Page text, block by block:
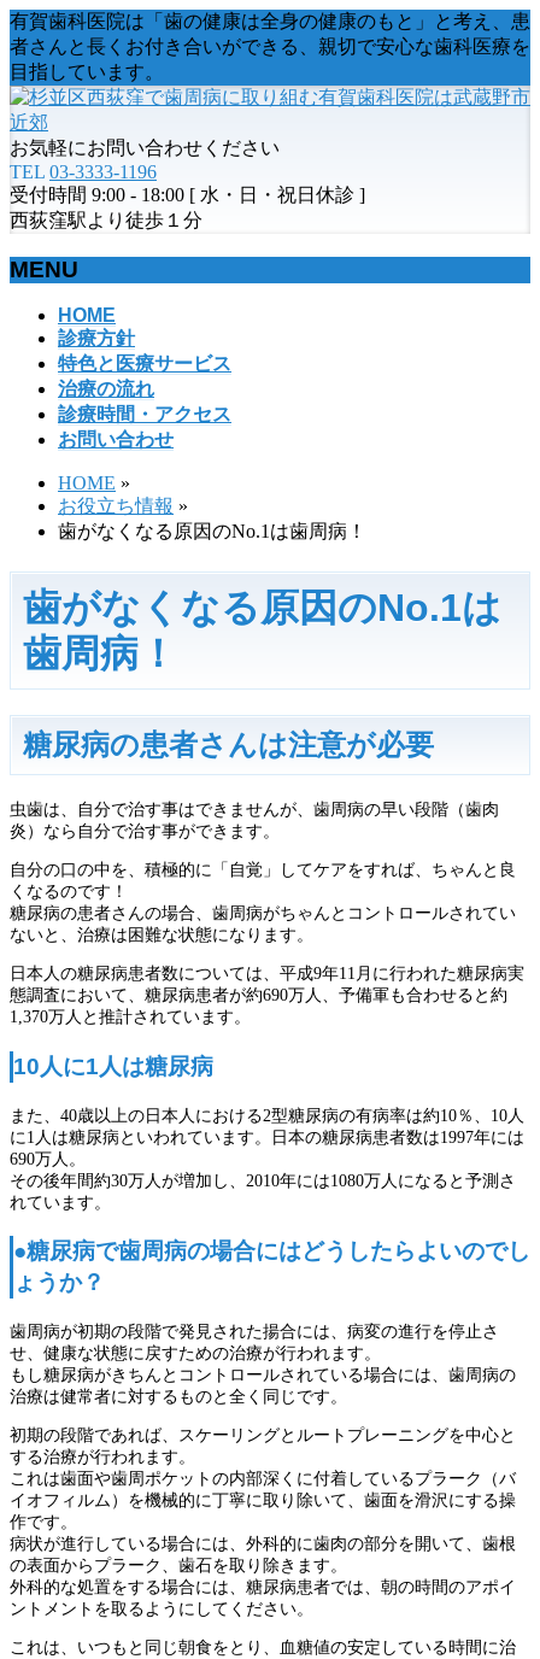
有賀歯科医院は「歯の健康は全身の健康のもと」と考え、患
者さんと長くお付き合いができる、親切で安心な歯科医療を
目指しています。
お気軽にお問い合わせください
TEL 03-3333-1196
受付時間 9:00 - 18:00 [ 水・日・祝日休診 ]
西荻窪駅より徒歩１分
MENU
HOME
診療方針
特色と医療サービス
治療の流れ
診療時間・アクセス
お問い合わせ
HOME »
お役立ち情報 »
歯がなくなる原因のNo.1は歯周病！
歯がなくなる原因のNo.1は
歯周病！
糖尿病の患者さんは注意が必要
虫歯は、自分で治す事はできませんが、歯周病の早い段階（歯肉
炎）なら自分で治す事ができます。
自分の口の中を、積極的に「自覚」してケアをすれば、ちゃんと良
くなるのです！
糖尿病の患者さんの場合、歯周病がちゃんとコントロールされてい
ないと、治療は困難な状態になります。
日本人の糖尿病患者数については、平成9年11月に行われた糖尿病実
態調査において、糖尿病患者が約690万人、予備軍も合わせると約
1,370万人と推計されています。
10人に1人は糖尿病
また、40歳以上の日本人における2型糖尿病の有病率は約10％、10人
に1人は糖尿病といわれています。日本の糖尿病患者数は1997年には
690万人。
その後年間約30万人が増加し、2010年には1080万人になると予測さ
れています。
●糖尿病で歯周病の場合にはどうしたらよいのでし
ょうか？
歯周病が初期の段階で発見された揚合には、病変の進行を停止さ
せ、健康な状態に戻すための治療が行われます。
もし糖尿病がきちんとコントロールされている場合には、歯周病の
治療は健常者に対するものと全く同じです。
初期の段階であれば、スケーリングとルートプレーニングを中心と
する治療が行われます。
これは歯面や歯周ポケットの内部深くに付着しているプラーク（バ
イオフィルム）を機械的に丁寧に取り除いて、歯面を滑沢にする操
作です。
病状が進行している場合には、外科的に歯肉の部分を開いて、歯根
の表面からプラーク、歯石を取り除きます。
外科的な処置をする場合には、糖尿病患者では、朝の時間のアポイ
ントメントを取るようにしてください。
これは、いつもと同じ朝食をとり、血糖値の安定している時間に治